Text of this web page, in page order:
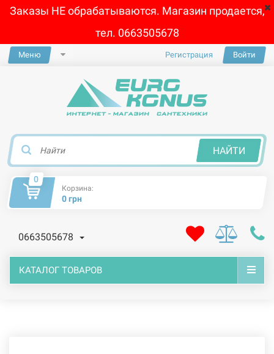
Заказы НЕ обрабатываются. Магазин продается,
тел. 0663505678
Меню Регистрация Войти
НАЙТИ
0
Корзина:
0 грн
0663505678
КАТАЛОГ ТОВАРОВ